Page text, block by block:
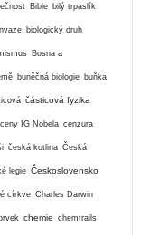
Bible bilý trpaslík
biologický druh
Bosna a
buněčná biologie buňka
částicová fyzika
ceny IG Nobela cenzura
česká kotlina Česká
legie Československo
církve Charles Darwin
chemie chemtrails